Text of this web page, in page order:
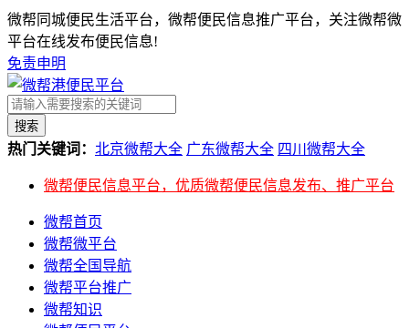
微帮同城便民生活平台，微帮便民信息推广平台，关注微帮微
平台在线发布便民信息!
免责申明
搜索
热门关键词： 北京微帮大全 广东微帮大全 四川微帮大全
微帮便民信息平台，优质微帮便民信息发布、推广平台
微帮首页
微帮微平台
微帮全国导航
微帮平台推广
微帮知识